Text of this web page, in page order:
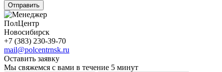
Отправить
ПолЦентр
Новосибирск
+7 (383) 230-39-70
mail@polcentrnsk.ru
Оставить заявку
Мы свяжемся с вами в течение 5 минут